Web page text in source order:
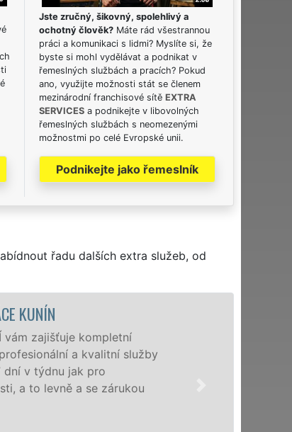
Jste zručný, šikovný, spolehlivý a
ochotný člověk? Máte rád všestrannou
práci a komunikaci s lidmi? Myslíte si, že
byste si mohl vydělávat a podnikat v
řemeslných službách a pracích? Pokud
ano, využijte možnosti stát se členem
mezinárodní franchisové sítě EXTRA
SERVICES a podnikejte v libovolných
řemeslných službách s neomezenými
možnostmi po celé Evropské unii.
Podnikejte jako řemeslník
řadu dalších extra služeb, od
SLUŽBA KUNÍN - STĚHOVACÍ FIRMA
Poskytujeme stěhovací služby v Kuníně na
speciální stěhovací technikou. Tyto služby
domácnostem i firmám v celém okresu Nový
kvality franchisové sítě EXTRA STĚHOVÁNÍ.